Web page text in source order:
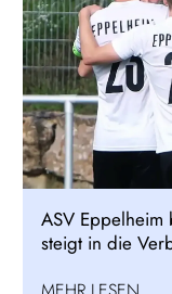
ASV
steigt in die